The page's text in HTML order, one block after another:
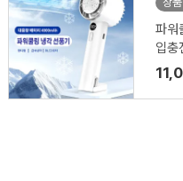
파워
입충